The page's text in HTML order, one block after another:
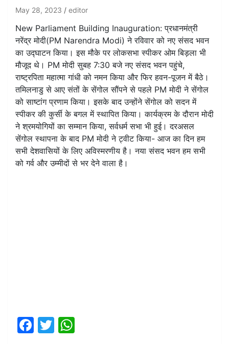
May 28, 2023 editor
New Parliament Building Inauguration: प्रधानमंत्री
नरेंद्र मोदी(PM Narendra Modi) ने रविवार को नए संसद भवन
का उद्घाटन किया। इस मौके पर लोकसभा स्पीकर ओम बिड़ला भी
मौजूद थे। PM मोदी सुबह 7:30 बजे नए संसद भवन पहुंचे,
राष्ट्रपिता महात्मा गांधी को नमन किया और फिर हवन-पूजन में बैठे।
तमिलनाडु से आए संतों के सेंगोल सौंपने से पहले PM मोदी ने सेंगोल
को साष्टांग प्रणाम किया। इसके बाद उन्होंने सेंगोल को सदन में
स्पीकर की कुर्सी के बगल में स्थापित किया। कार्यक्रम के दौरान मोदी
ने श्रमयोगियों का सम्मान किया, सर्वधर्म सभा भी हुई। दरअसल
सेंगोल स्थापना के बाद PM मोदी ने ट्वीट किया- आज का दिन हम
सभी देशवासियों के लिए अविस्मरणीय है। नया संसद भवन हम सभी
को गर्व और उम्मीदों से भर देने वाला है।
F
T